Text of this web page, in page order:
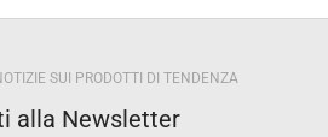
SUI PRODOTTI DI TENDENZA
alla Newsletter